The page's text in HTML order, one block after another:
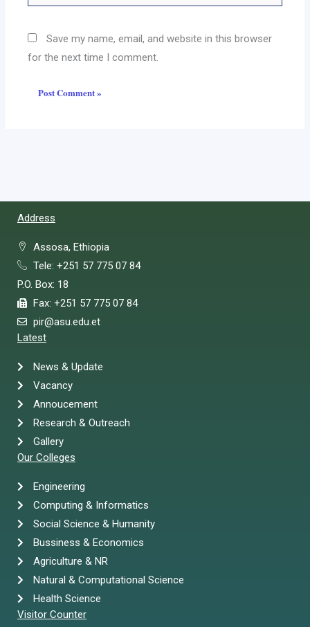
Save my name, email, and website in this browser
for the next time I comment.
Address
Assosa, Ethiopia
Tele: +251 57 775 07 84
P.O. Box: 18
Fax: +251 57 775 07 84
pir@asu.edu.et
Latest
News & Update
Vacancy
Annoucement
Research & Outreach
Gallery
Our Colleges
Engineering
Computing & Informatics
Social Science & Humanity
Bussiness & Economics
Agriculture & NR
Natural & Computational Science
Health Science
Visitor Counter